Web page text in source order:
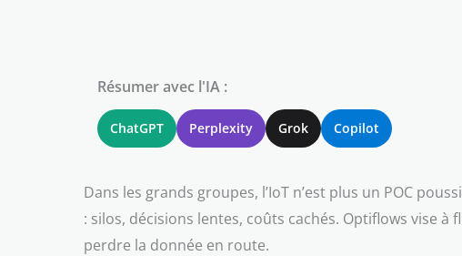
Résumer avec l'IA :
ChatGPT Perplexity Grok Copilot
Dans les grands groupes, l’IoT n’est plus un POC
: silos, décisions lentes, coûts cachés. Optiflows vise
perdre la donnée en route.